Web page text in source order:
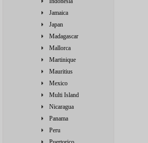
Jamaica
Japan
Madagascar
Mallorca
Martinique
Mauritius
Mexico
Multi Island
Nicaragua
Panama
Peru